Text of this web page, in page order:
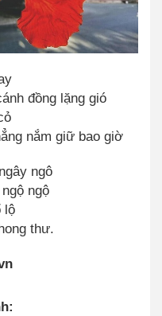
đồng lặng gió
nắm giữ bao giờ
ngô
ngộ
lộ
thư.